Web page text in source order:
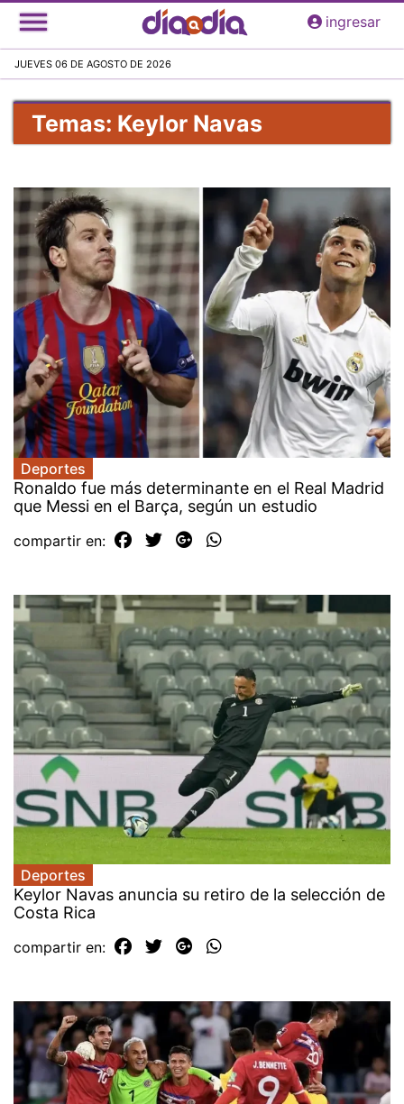
Pasar
al
principal
ingresar
JUEVES 06 DE AGOSTO DE 2026
Temas: Keylor Navas
Deportes
Ronaldo fue más determinante en el Real Madrid
que Messi en el Barça, según un estudio
compartir en:
Deportes
Keylor Navas anuncia su retiro de la selección de
Costa Rica
compartir en: